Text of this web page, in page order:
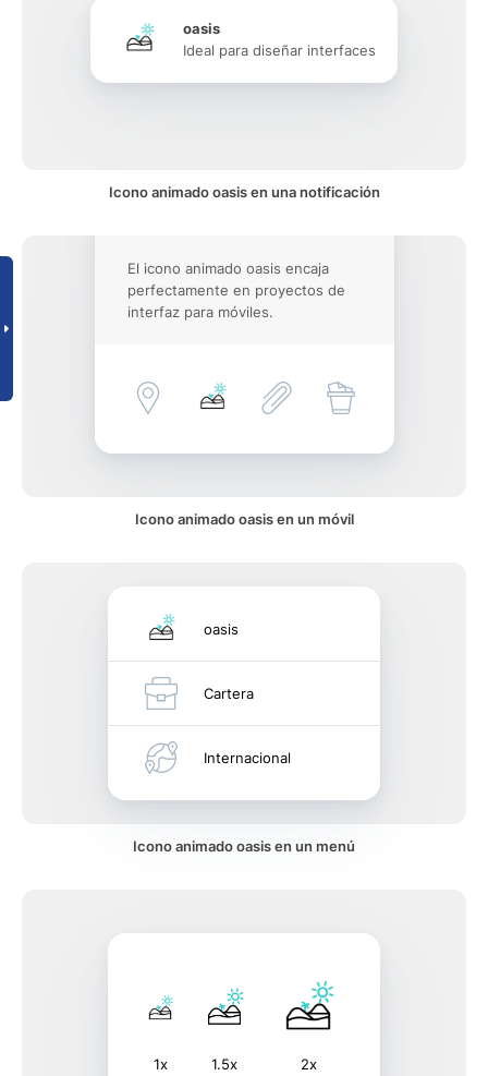
oasis
Ideal para diseñar interfaces
Icono animado oasis en una notificación
El icono animado oasis encaja
perfectamente en proyectos de
interfaz para móviles.
Icono animado oasis en un móvil
oasis
Cartera
Internacional
Icono animado oasis en un menú
1x 1.5x 2x